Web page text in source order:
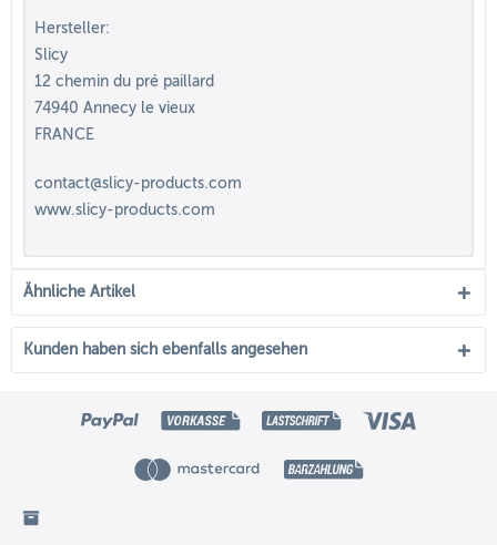
Hersteller:
Slicy
12 chemin du pré paillard
74940 Annecy le vieux
FRANCE
contact@slicy-products.com
www.slicy-products.com
Ähnliche Artikel
Kunden haben sich ebenfalls angesehen